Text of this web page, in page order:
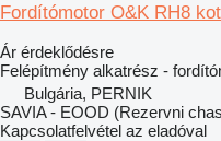
Fordítómotor O&K RH8
Ár érdeklődésre
Felépítmény alkatrész -
Bulgária, PERNIK
SAVIA - EOOD (Rezervni
Kapcsolatfelvétel az eladóval